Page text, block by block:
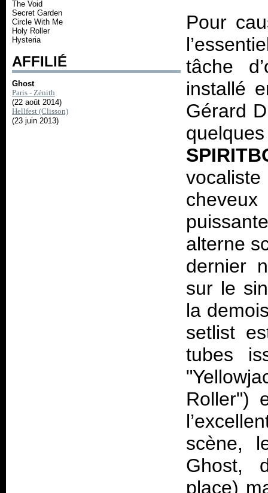
The Void
Secret Garden
Circle With Me
Holy Roller
Hysteria
AFFILIÉ
Ghost
Paris - Zénith
(22 août 2014)
Hellfest (Clisson)
(23 juin 2013)
Pour
tâche
installé
Gérard
alterne
dernier
sur le
la
setlist
tubes
Roller")
scène,
Ghost,
place)